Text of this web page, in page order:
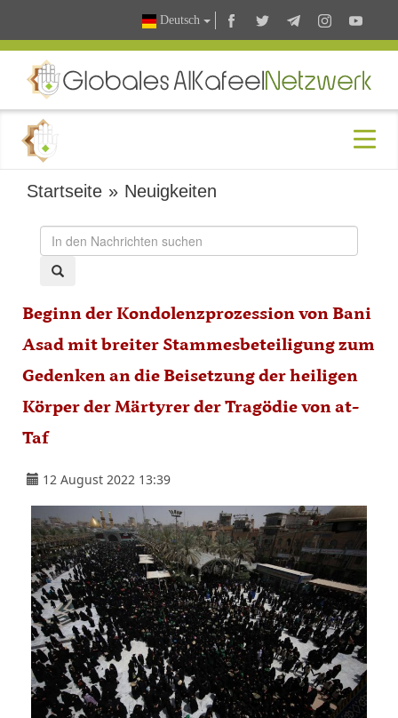
Deutsch
Startseite » Neuigkeiten
Beginn der Kondolenzprozession von Bani
Asad mit breiter Stammesbeteiligung zum
Gedenken an die Beisetzung der heiligen
Körper der Märtyrer der Tragödie von at-
Taf
12 August 2022 13:39